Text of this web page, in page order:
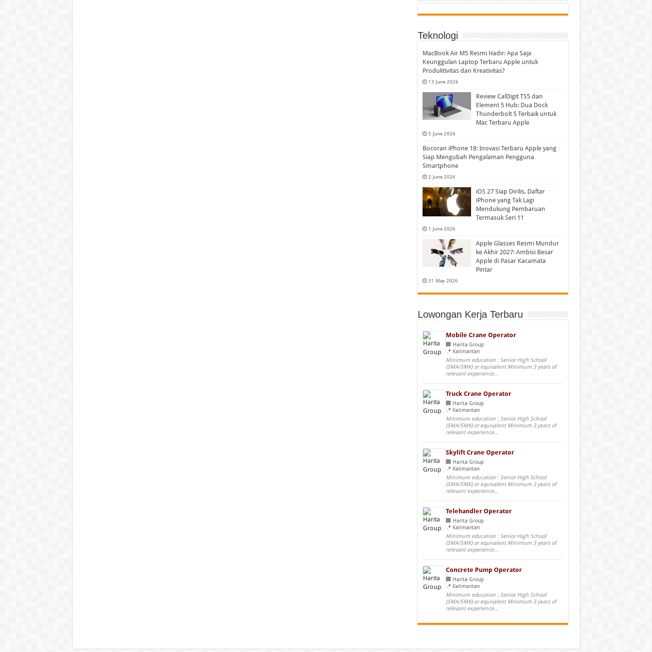
Teknologi
MacBook Air M5 Resmi Hadir: Apa Saja
Keunggulan Laptop Terbaru Apple untuk
Produktivitas dan Kreativitas?
13 June 2026
Review CalDigit TS5 dan
Element 5 Hub: Dua Dock
Thunderbolt 5 Terbaik untuk
Mac Terbaru Apple
5 June 2026
Bocoran iPhone 18: Inovasi Terbaru Apple yang
Siap Mengubah Pengalaman Pengguna
Smartphone
2 June 2026
iOS 27 Siap Dirilis, Daftar
iPhone yang Tak Lagi
Mendukung Pembaruan
Termasuk Seri 11
1 June 2026
Apple Glasses Resmi Mundur
ke Akhir 2027: Ambisi Besar
Apple di Pasar Kacamata
Pintar
31 May 2026
Lowongan Kerja Terbaru
Mobile Crane Operator
Harita Group
Kalimantan
Minimum education : Senior High School
(SMA/SMK) or equivalent Minimum 3 years of
relevant experience...
Truck Crane Operator
Harita Group
Kalimantan
Minimum education : Senior High School
(SMA/SMK) or equivalent Minimum 3 years of
relevant experience...
Skylift Crane Operator
Harita Group
Kalimantan
Minimum education : Senior High School
(SMA/SMK) or equivalent Minimum 3 years of
relevant experience...
Telehandler Operator
Harita Group
Kalimantan
Minimum education : Senior High School
(SMA/SMK) or equivalent Minimum 3 years of
relevant experience...
Concrete Pump Operator
Harita Group
Kalimantan
Minimum education : Senior High School
(SMA/SMK) or equivalent Minimum 3 years of
relevant experience...